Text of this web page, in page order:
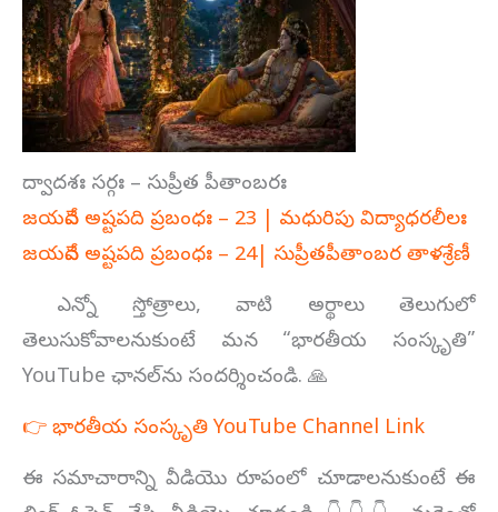
ద్వాదశః సర్గః – సుప్రీత పీతాంబరః
జయదేవ అష్టపది ప్రబంధః – 23 | మధురిపు విద్యాధరలీలః
జయదేవ అష్టపది ప్రబంధః – 24| సుప్రీతపీతాంబర తాళశ్రేణీ
ఎన్నో స్తోత్రాలు, వాటి అర్థాలు తెలుగులో
తెలుసుకోవాలనుకుంటే మన “భారతీయ సంస్కృతి”
YouTube ఛానల్‌ను సందర్శించండి. 🙏
👉 భారతీయ సంస్కృతి YouTube Channel Link
ఈ సమాచారాన్ని వీడియొ రూపంలో చూడాలనుకుంటే ఈ